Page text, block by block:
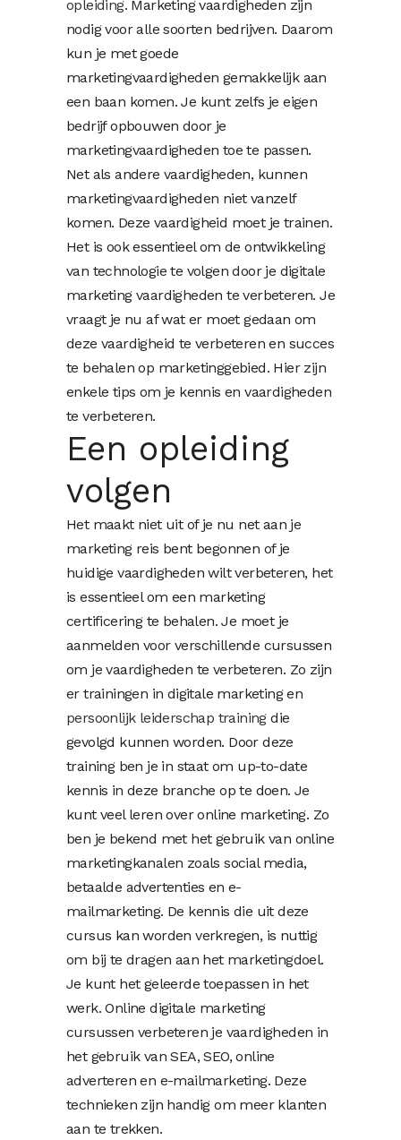
opleiding. Marketing vaardigheden zijn
nodig voor alle soorten bedrijven. Daarom
kun je met goede
marketingvaardigheden gemakkelijk aan
een baan komen. Je kunt zelfs je eigen
bedrijf opbouwen door je
marketingvaardigheden toe te passen.
Net als andere vaardigheden, kunnen
marketingvaardigheden niet vanzelf
komen. Deze vaardigheid moet je trainen.
Het is ook essentieel om de ontwikkeling
van technologie te volgen door je digitale
marketing vaardigheden te verbeteren. Je
vraagt je nu af wat er moet gedaan om
deze vaardigheid te verbeteren en succes
te behalen op marketinggebied. Hier zijn
enkele tips om je kennis en vaardigheden
te verbeteren.
Een opleiding
volgen
Het maakt niet uit of je nu net aan je
marketing reis bent begonnen of je
huidige vaardigheden wilt verbeteren, het
is essentieel om een ​​marketing
certificering te behalen. Je moet je
aanmelden voor verschillende cursussen
om je vaardigheden te verbeteren. Zo zijn
er trainingen in digitale marketing en
persoonlijk leiderschap trainingdie
gevolgd kunnen worden. Door deze
training ben je in staat om up-to-date
kennis in deze branche op te doen. Je
kunt veel leren over online marketing. Zo
ben je bekend met het gebruik van online
marketingkanalen zoals social media,
betaalde advertenties en e-
mailmarketing. De kennis die uit deze
cursus kan worden verkregen, is nuttig
om bij te dragen aan het marketingdoel.
Je kunt het geleerde toepassen in het
werk. Online digitale marketing
cursussen verbeteren je vaardigheden in
het gebruik van SEA, SEO, online
adverteren en e-mailmarketing. Deze
technieken zijn handig om meer klanten
aan te trekken.